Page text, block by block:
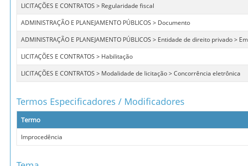
LICITAÇÕES E CONTRATOS > Regularidade fiscal
ADMINISTRAÇÃO E PLANEJAMENTO PÚBLICOS > Documento
ADMINISTRAÇÃO E PLANEJAMENTO PÚBLICOS > Entidade de direito privado
LICITAÇÕES E CONTRATOS > Habilitação
LICITAÇÕES E CONTRATOS > Modalidade de licitação > Concorrência eletrônica
Termos Especificadores / Modificadores
Termo
Improcedência